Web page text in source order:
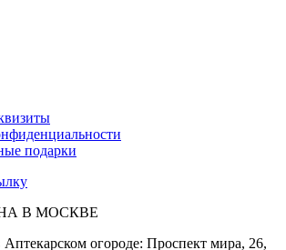
подарки
В МОСКВЕ
Аптекарском огороде: Проспект мира, 26,